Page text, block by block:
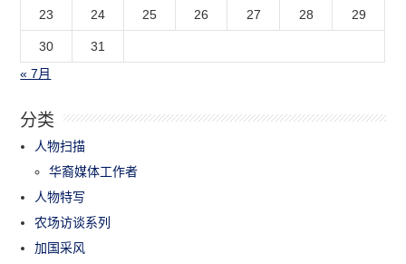
23 24 25 26 27 28 29
30
31
« 7月
分类
人物扫描
华裔媒体工作者
人物特写
农场访谈系列
加国采风